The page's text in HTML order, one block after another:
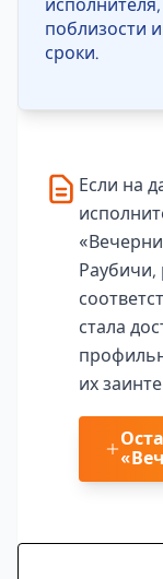
поблизости
сроки.
Если на
Раубичи,
стала
их